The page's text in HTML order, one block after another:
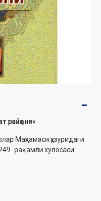
райҳони»‎
Маҳкамаси ҳузуридаги
-рақамли хулосаси